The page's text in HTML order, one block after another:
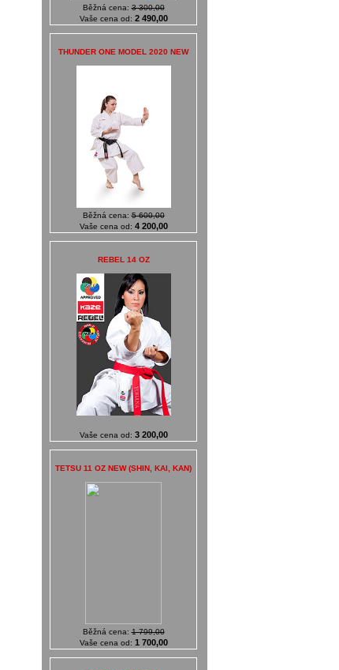
Běžná cena:3 300,00
Vaše cena od: 2 490,00
THUNDER ONE MODEL 2020 NEW
Běžná cena:5 600,00
Vaše cena od: 4 200,00
REBEL 14 OZ
Vaše cena od: 3 200,00
TETSU 11 OZ NEW (SHIN, KAI, KAN)
Běžná cena:1 799,00
Vaše cena od: 1 700,00